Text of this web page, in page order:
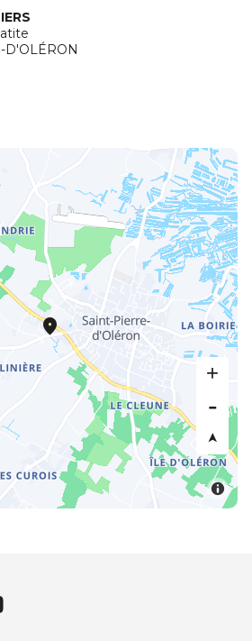
D'OLÉRON